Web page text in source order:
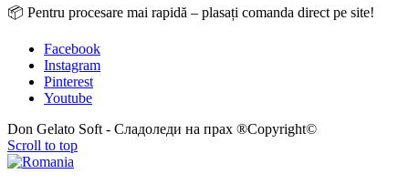
📦 Pentru procesare mai rapidă – plasați comanda direct pe site!
Facebook
Instagram
Pinterest
Youtube
Don Gelato Soft - Сладоледи на прах ®Copyright©
Scroll to top